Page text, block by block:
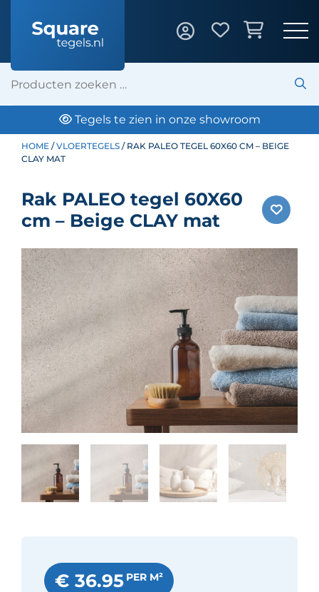
klantbeoordeling:
HOME /VLOERTEGELS / RAK PALEO TEGEL 60X60 CM – BEIGE
CLAY MAT
Rak PALEO tegel 60X60
cm – Beige CLAY mat
€ 36.95 PER M²